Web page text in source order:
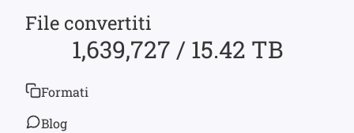
File convertiti
1,639,727 / 15.42 TB
Formati
Blog